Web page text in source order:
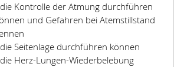
Kontrolle der Atmung durchführen
und Gefahren bei Atemstillstand
Seitenlage durchführen können
Herz-Lungen-Wiederbelebung